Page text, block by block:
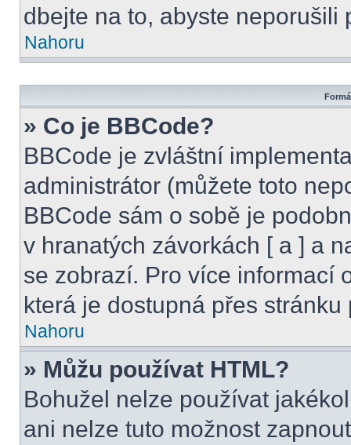
dbejte na to, abyste neporušili
Nahoru
» Co je BBCode?
BBCode je zvláštní
administrátor (můžete toto
BBCode sám o sobě je
v hranatých závorkách [ a ] a
se zobrazí. Pro více informací
která je dostupná přes stránku
Nahoru
» Můžu používat HTML?
Bohužel nelze používat
ani nelze tuto možnost